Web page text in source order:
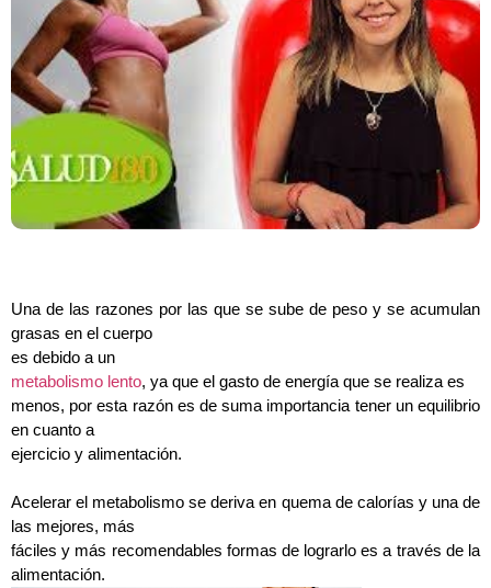
Una de las razones por las que se sube de peso y se acumulan
grasas en el cuerpo
es debido a un
metabolismo lento, ya que el gasto de energía que se realiza es
menos, por esta razón es de suma importancia tener un equilibrio
en cuanto a
ejercicio y alimentación.
Acelerar el metabolismo se deriva en quema de calorías y una de
las mejores, más
fáciles y más recomendables formas de lograrlo es a través de la
alimentación.